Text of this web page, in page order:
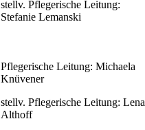
stellv. Pflegerische Leitung:
Stefanie Lemanski
Pflegerische Leitung: Michaela
Knüvener
stellv. Pflegerische Leitung: Lena
Althoff